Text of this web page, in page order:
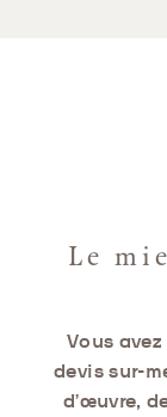
Le
Vous
devis sur-
d’œuvre,